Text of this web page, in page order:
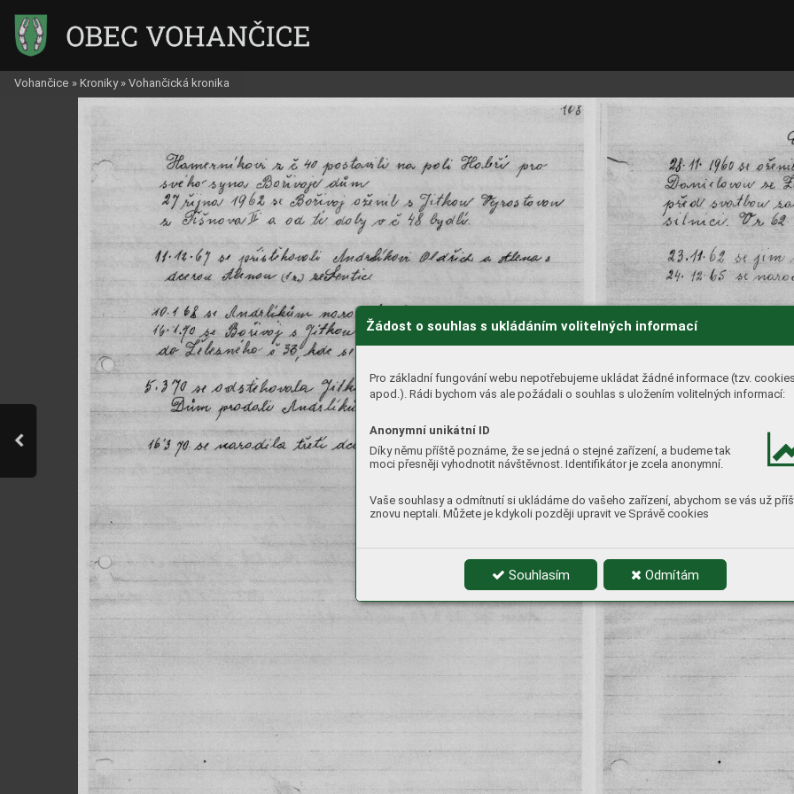
Žádost o souhlas s ukládáním volitelných informací
Pro základní fungování webu nepotřebujeme ukládat žádné informace (tzv.
apod.). Rádi bychom vás ale požádali o souhlas s uložením volitelných informací:
Anonymní unikátní ID
Díky němu příště poznáme, že se jedná o stejné zařízení, a budeme tak
moci přesněji vyhodnotit návštěvnost. Identifikátor je zcela anonymní.
Vaše souhlasy a odmítnutí si ukládáme do vašeho zařízení, abychom se vás už
znovu neptali. Můžete je kdykoli později upravit ve Správě cookies
Souhlasím Odmítám
Vohančice » Kroniky » Vohančická kronika